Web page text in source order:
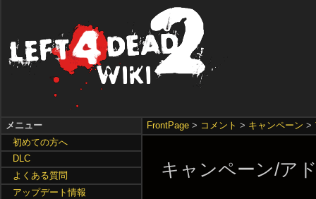
FrontPage > コメント > キャンペーン >
キャンペーン/ア
メニュー
初めての方へ
DLC
よくある質問
アップデート情報